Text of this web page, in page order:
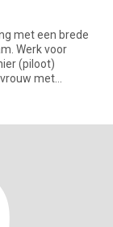
met een brede
Werk voor
(piloot)
met